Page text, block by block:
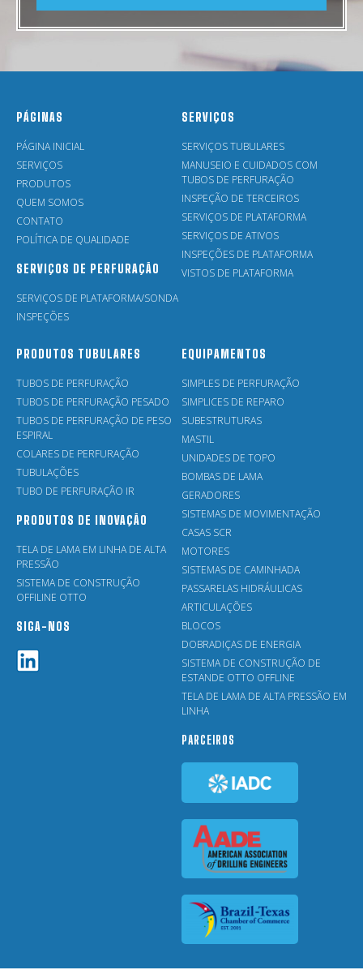
PÁGINAS
PÁGINA INICIAL
SERVIÇOS
PRODUTOS
QUEM SOMOS
CONTATO
POLÍTICA DE QUALIDADE
SERVIÇOS DE PERFURAÇÃO
SERVIÇOS DE PLATAFORMA/SONDA
INSPEÇÕES
SERVIÇOS
SERVIÇOS TUBULARES
MANUSEIO E CUIDADOS COM
TUBOS DE PERFURAÇÃO
INSPEÇÃO DE TERCEIROS
SERVIÇOS DE PLATAFORMA
SERVIÇOS DE ATIVOS
INSPEÇÕES DE PLATAFORMA
VISTOS DE PLATAFORMA
PRODUTOS TUBULARES
TUBOS DE PERFURAÇÃO
TUBOS DE PERFURAÇÃO PESADO
TUBOS DE PERFURAÇÃO DE PESO
ESPIRAL
COLARES DE PERFURAÇÃO
TUBULAÇÕES
TUBO DE PERFURAÇÃO IR
PRODUTOS DE INOVAÇÃO
TELA DE LAMA EM LINHA DE ALTA
PRESSÃO
SISTEMA DE CONSTRUÇÃO
OFFILINE OTTO
SIGA-NOS
EQUIPAMENTOS
SIMPLES DE PERFURAÇÃO
SIMPLICES DE REPARO
SUBESTRUTURAS
MASTIL
UNIDADES DE TOPO
BOMBAS DE LAMA
GERADORES
SISTEMAS DE MOVIMENTAÇÃO
CASAS SCR
MOTORES
SISTEMAS DE CAMINHADA
PASSARELAS HIDRÁULICAS
ARTICULAÇÕES
BLOCOS
DOBRADIÇAS DE ENERGIA
SISTEMA DE CONSTRUÇÃO DE
ESTANDE OTTO OFFLINE
TELA DE LAMA DE ALTA PRESSÃO EM
LINHA
PARCEIROS